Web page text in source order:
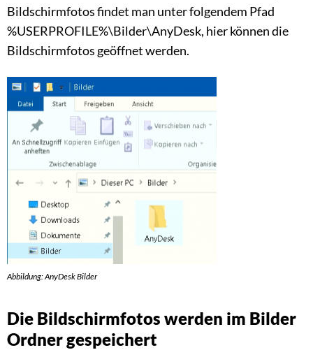
Bildschirmfotos findet man unter folgendem Pfad
%USERPROFILE%\Bilder\AnyDesk, hier können die
Bildschirmfotos geöffnet werden.
Abbildung: AnyDesk Bilder
Die Bildschirmfotos werden im Bilder
Ordner gespeichert